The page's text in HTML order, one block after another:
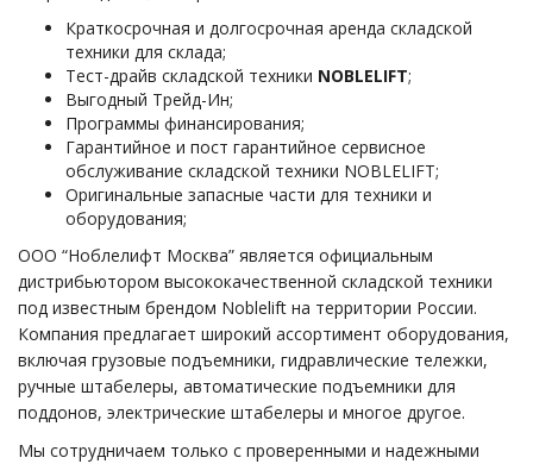
Краткосрочная и долгосрочная аренда складской
техники для склада;
Тест-драйв складской техники NOBLELIFT;
Выгодный Трейд-Ин;
Программы финансирования;
Гарантийное и пост гарантийное сервисное
обслуживание складской техники NOBLELIFT;
Оригинальные запасные части для техники и
оборудования;
ООО “Ноблелифт Москва” является официальным
дистрибьютором высококачественной складской техники
под известным брендом Noblelift на территории России.
Компания предлагает широкий ассортимент оборудования,
включая грузовые подъемники, гидравлические тележки,
ручные штабелеры, автоматические подъемники для
поддонов, электрические штабелеры и многое другое.
Мы сотрудничаем только с проверенными и надежными